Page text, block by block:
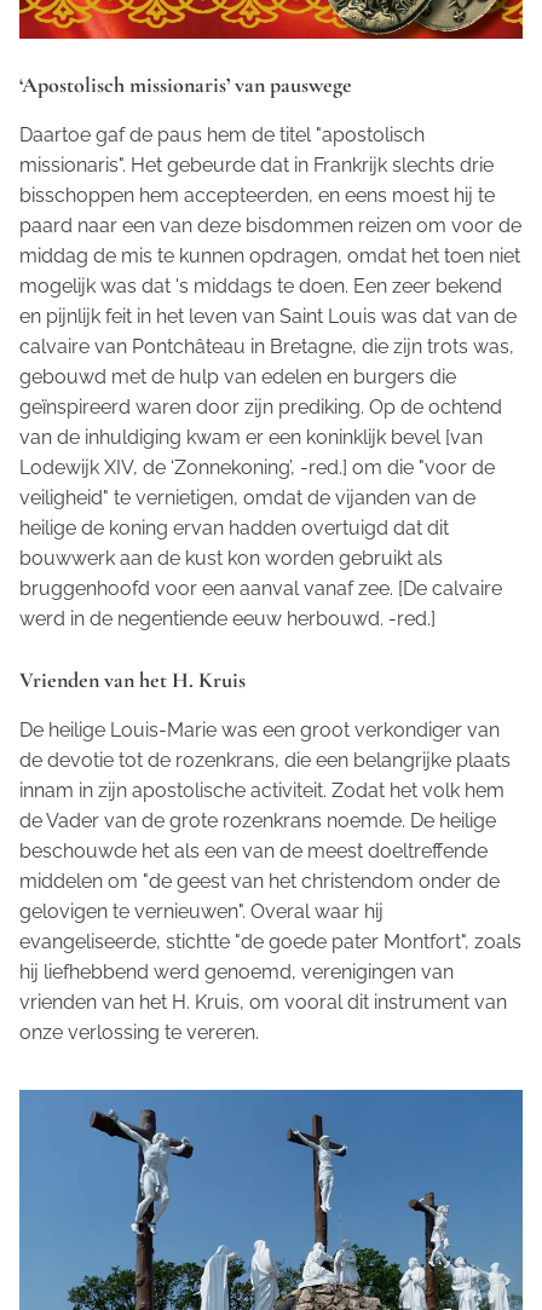
‘Apostolisch missionaris’ van pauswege
Daartoe gaf de paus hem de titel "apostolisch
missionaris". Het gebeurde dat in Frankrijk slechts drie
bisschoppen hem accepteerden, en eens moest hij te
paard naar een van deze bisdommen reizen om voor de
middag de mis te kunnen opdragen, omdat het toen niet
mogelijk was dat 's middags te doen. Een zeer bekend
en pijnlijk feit in het leven van Saint Louis was dat van de
calvaire van Pontchâteau in Bretagne, die zijn trots was,
gebouwd met de hulp van edelen en burgers die
geïnspireerd waren door zijn prediking. Op de ochtend
van de inhuldiging kwam er een koninklijk bevel [van
Lodewijk XIV, de ‘Zonnekoning’, -red.] om die "voor de
veiligheid" te vernietigen, omdat de vijanden van de
heilige de koning ervan hadden overtuigd dat dit
bouwwerk aan de kust kon worden gebruikt als
bruggenhoofd voor een aanval vanaf zee. [De calvaire
werd in de negentiende eeuw herbouwd. -red.]
Vrienden van het H. Kruis
De heilige Louis-Marie was een groot verkondiger van
de devotie tot de rozenkrans, die een belangrijke plaats
innam in zijn apostolische activiteit. Zodat het volk hem
de Vader van de grote rozenkrans noemde. De heilige
beschouwde het als een van de meest doeltreffende
middelen om "de geest van het christendom onder de
gelovigen te vernieuwen". Overal waar hij
evangeliseerde, stichtte "de goede pater Montfort", zoals
hij liefhebbend werd genoemd, verenigingen van
vrienden van het H. Kruis, om vooral dit instrument van
onze verlossing te vereren.